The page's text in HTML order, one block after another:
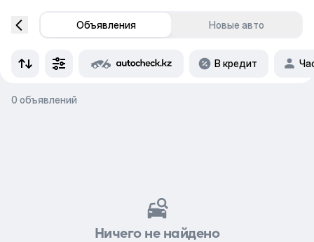
Объявления Новые авто
В кредит
0 объявлений
Ничего не найдено